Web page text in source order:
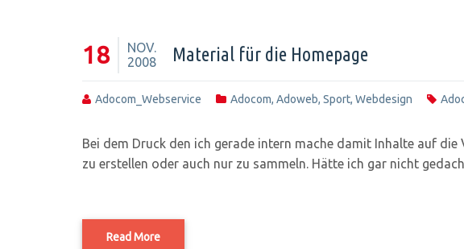
18
NOV.
2008
Material für die Homepage
Adocom_Webservice Adocom, Adoweb, Sport, Webdesign
Bei dem Druck den ich gerade intern mache damit Inhalte auf
zu erstellen oder auch nur zu sammeln. Hätte ich gar nicht
Read More